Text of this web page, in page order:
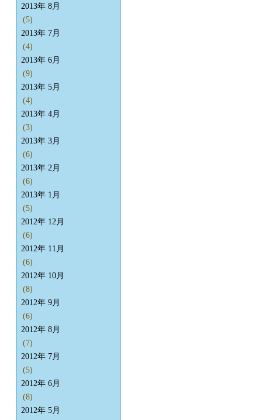
2013年 8月
(5)
2013年 7月
(4)
2013年 6月
(9)
2013年 5月
(4)
2013年 4月
(3)
2013年 3月
(6)
2013年 2月
(6)
2013年 1月
(5)
2012年 12月
(6)
2012年 11月
(6)
2012年 10月
(8)
2012年 9月
(6)
2012年 8月
(7)
2012年 7月
(5)
2012年 6月
(8)
2012年 5月